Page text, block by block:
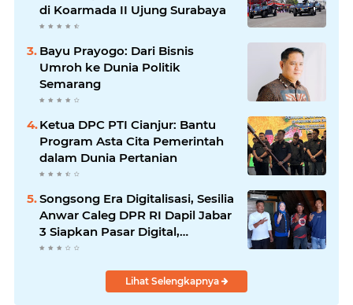
di Koarmada II Ujung Surabaya
Bayu Prayogo: Dari Bisnis
Umroh ke Dunia Politik
Semarang
Ketua DPC PTI Cianjur: Bantu
Program Asta Cita Pemerintah
dalam Dunia Pertanian
Songsong Era Digitalisasi, Sesilia
Anwar Caleg DPR RI Dapil Jabar
3 Siapkan Pasar Digital,
Pemasaran Komoditas Petani
Lihat Selengkapnya